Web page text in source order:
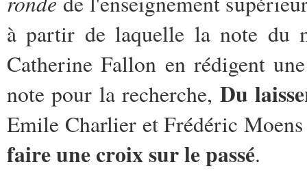
à partir de laquelle la note du
Catherine Fallon en rédigent
note pour la recherche, Du
Emile Charlier et Frédéric
faire une croix sur le passé.